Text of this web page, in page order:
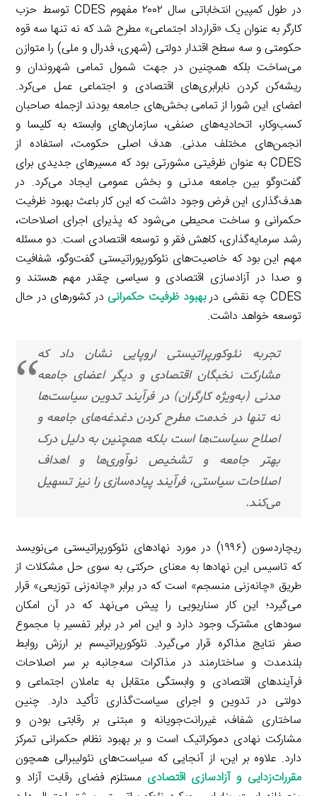
در طول کمپین انتخاباتی سال ۲۰۰۲ مفهوم CDES توسط حزب
کارگر به عنوان یک «قرارداد اجتماعی» مطرح شد که نه تنها سه قوه
حکومتی و سه سطح اقتدار دولتی (شهری، فدرال و ملی) را متوازن
می‌ساخت بلکه همچنین در جهت شمول تمامی شهروندان و
ریشه‌کن کردن نابرابری‌های اقتصادی و اجتماعی عمل می‌کرد.
اعضای این شورا از تمامی بخش‌های جامعه بودند ازجمله صاحبان
کسب‌وکار، اتحادیه‌های صنفی، سازمان‌های وابسته به کلیسا و
انجمن‌های مختلف مدنی. هدف اصلی حکومت، استفاده از
CDES به عنوان ظرفیتی مشورتی بود که مسیرهای جدیدی برای
گفت‌وگو بین جامعه مدنی و بخش عمومی ایجاد می‌کرد. در
هدف‌گذاری این فرض وجود داشت که این کار باعث بهبود ظرفیت
حکمرانی و ساخت محیطی می‌شود که پذیرای اجرای اصلاحات،
رشد سرمایه‌گذاری، کاهش فقر و توسعه اقتصادی است. دو مسئله
مهم این بود که خاصیت‌های نئوکورپوراتیستی گفت‌وگو، شفافیت
و صدا در آزادسازی اقتصادی و سیاسی چقدر مهم هستند و
CDES چه نقشی در
بهبود ظرفیت حکمرانیدر کشورهای در حال
توسعه خواهد داشت.
تجربه نئوکورپراتیستی اروپایی نشان داد که
مشارکت نخبگان اقتصادی و دیگر اعضای جامعه
مدنی (به‌ویژه کارگران) در فرآیند تدوین سیاست‌ها
نه تنها در خدمت مطرح کردن دغدغه‌های جامعه و
اصلاح سیاست‌ها است بلکه همچنین به دلیل درک
بهتر جامعه و تشخیص نوآوری‌ها و اهداف
اصلاحات سیاستی، فرآیند پیاده‌سازی را نیز تسهیل
می‌کند.
ریچاردسون (۱۹۹۶) در مورد نهادهای نئوکورپراتیستی می‌نویسد
که تاسیس این نهادها به معنای حرکتی به سوی حل مشکلات از
طریق «چانه‌زنی منسجم» است که در برابر «چانه‌زنی توزیعی» قرار
می‌گیرد؛ این کار سناریویی را پیش می‌نهد که در آن امکان
سودهای مشترک وجود دارد و این امر در برابر تفسیر با مجموع
صفر نتایج مذاکره قرار می‌گیرد. نئوکورپراتیسم بر ارزش روابط
بلندمدت و ساختارمند در مذاکرات سه‌جانبه بر سر اصلاحات
فرآیندهای اقتصادی و وابستگی متقابل به عاملان اجتماعی و
دولتی در تدوین و اجرای سیاست‌گذاری تأکید دارد. چنین
ساختاری شفاف، غیررانت‌جویانه و مبتنی بر رقابتی بودن و
مشارکت نهادی دموکراتیک است و بر بهبود نظام حکمرانی تمرکز
دارد. علاوه بر این، از آنجایی که سیاست‌های نئولیبرالی همچون
مقررات‌زدایی و آزادسازی اقتصادی مستلزم فضای رقابت آزاد و